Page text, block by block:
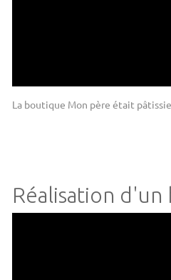
La boutique Mon père était
Réalisation